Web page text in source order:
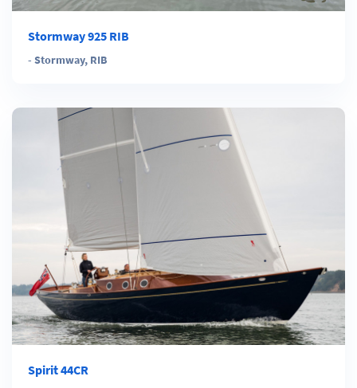
Stormway 925 RIB
- Stormway, RIB
Spirit 44CR